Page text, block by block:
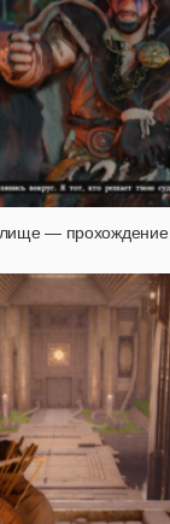
— прохождение